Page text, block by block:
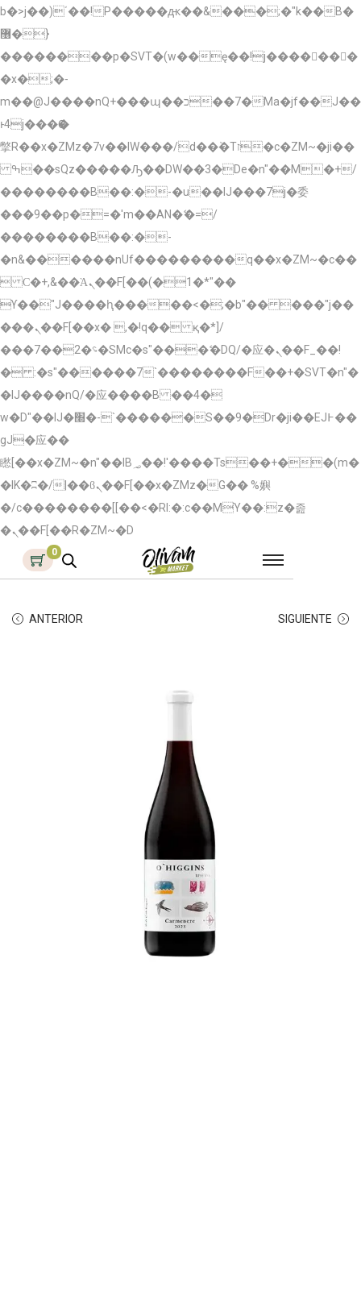
b�>j��)΄��!P�����ԫ��&���;�"k��B�
޶�}
��������p�SVT�(w��ę��!j�������
�x�;�-
m��@J����nQ+���պ��כ��7�Ma�jf��J��
ͱ4j���Ѳ�
撆R��x�ZMz�7v��IW���/d��ٞ�Тז�c�ZM~�ji��
ߒ��sQz�����Ԡ��DW��3�De�n"��M�+/
��������B��:�-�u��IJ���7j�委
���9��p�=�'m��AN�ޭ�=/
��������B��:�-
�n&������nUf���������q��x�ZM~�c��
 Ϲ�+,&��Ὰܢ��F[��(�1�*"��
ϒ��"J����ԧ�����<�;�b"�� ���"j��
���ܢ��F[��x� ,�!q�� қ�*]/
���؝�2��7�SMc�s"���ޭ�DQ/�应�ܢ��F_��!
� :�s"������7`��������F��+�SVT�n"�
�IJ����nQ/�应����B ��4�
w�D"��IJ�׭�-`������S��9�Dr�ji��EJ߅��
gJ�应��
矁[��x�ZM~�n"��IB؃��!'����Тѕ��+��(m�
�IK�ʭ�/|��ϐܢ��F[��x�ZMz�G�� %嬩
�/c��������[[��<�RI:�:c��MΎ��:z�졾
�ܢ��F[��R�ZM~�D
0
ANTERIOR SIGUIENTE